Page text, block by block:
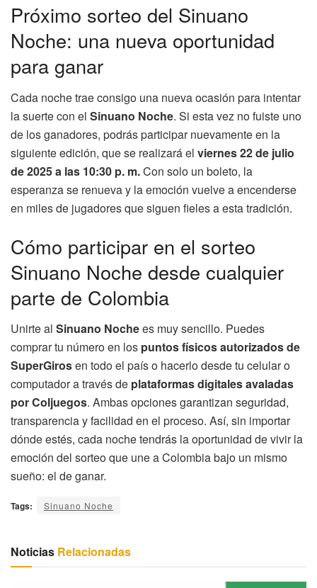
Próximo sorteo del Sinuano
Noche: una nueva oportunidad
para ganar
Cada noche trae consigo una nueva ocasión para intentar
la suerte con el Sinuano Noche. Si esta vez no fuiste uno
de los ganadores, podrás participar nuevamente en la
siguiente edición, que se realizará el viernes 22 de julio
de 2025 a las 10:30 p. m.Con solo un boleto, la
esperanza se renueva y la emoción vuelve a encenderse
en miles de jugadores que siguen fieles a esta tradición.
Cómo participar en el sorteo
Sinuano Noche desde cualquier
parte de Colombia
Unirte al Sinuano Nochees muy sencillo. Puedes
comprar tu número en los puntos físicos autorizados de
SuperGirosen todo el país o hacerlo desde tu celular o
computador a través de plataformas digitales avaladas
por Coljuegos. Ambas opciones garantizan seguridad,
transparencia y facilidad en el proceso. Así, sin importar
dónde estés, cada noche tendrás la oportunidad de vivir la
emoción del sorteo que une a Colombia bajo un mismo
sueño: el de ganar.
Tags: Sinuano Noche
Noticias Relacionadas